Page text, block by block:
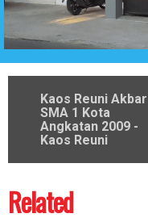
Kaos Reuni Akbar
SMA 1 Kota
Angkatan 2009 -
Kaos Reuni
Related